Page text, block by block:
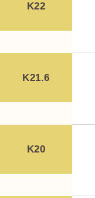
K22
K21.6
K20